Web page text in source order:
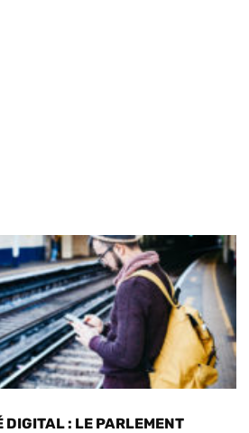
DIGITAL : LE PARLEMENT